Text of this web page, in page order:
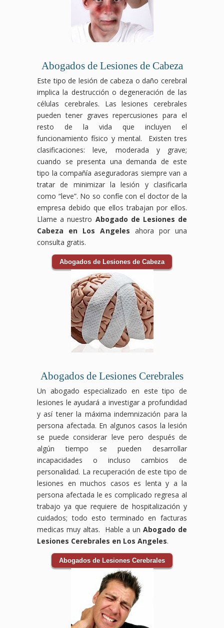
Abogados de Lesiones de Cabeza
Este tipo de lesión de cabeza o daño cerebral
implica la destrucción o degeneración de las
células cerebrales. Las lesiones cerebrales
pueden tener graves repercusiones para el
resto de la vida que incluyen el
funcionamiento físico y mental. Existen tres
clasificaciones: leve, moderada y grave;
cuando se presenta una demanda de este
tipo la compañía aseguradoras siempre van a
tratar de minimizar la lesión y clasificarla
como “leve”. No so confíe con el doctor de la
empresa debido que ellos trabajan por ellos.
Llame a nuestro Abogado de Lesiones de
Cabeza en Los Angeles ahora por una
consulta gratis.
Abogados de Lesiones de Cabeza
Abogados de Lesiones Cerebrales
Un abogado especializado en este tipo de
lesiones le ayudará a investigar a profundidad
y así tener la máxima indemnización para la
persona afectada. En algunos casos la lesión
se puede considerar leve pero después de
algún tiempo se pueden desarrollar
incapacidades o incluso cambios de
personalidad. La recuperación de este tipo de
lesiones en muchos casos es lenta y a la
persona afectada le es complicado regresa al
trabajo ya que requiere de hospitalización y
cuidados; todo esto terminado en facturas
medicas muy altas. Hable a un Abogado de
Lesiones Cerebrales en Los Angeles.
Abogados de Lesiones Cerebrales